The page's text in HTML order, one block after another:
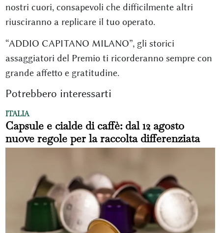
nostri cuori, consapevoli che difficilmente altri
riusciranno a replicare il tuo operato.
“ADDIO CAPITANO MILANO”, gli storici
assaggiatori del Premio ti ricorderanno sempre con
grande affetto e gratitudine.
Potrebbero interessarti
ITALIA
Capsule e cialde di caffè: dal 12 agosto
nuove regole per la raccolta differenziata